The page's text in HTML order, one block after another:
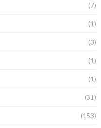
(7)
(1)
(3)
(1)
(1)
(31)
(153)